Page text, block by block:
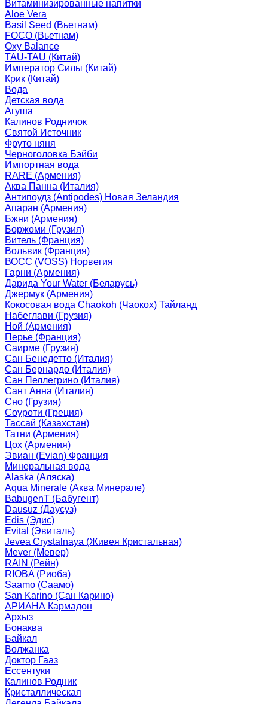
Витаминизированные напитки
Aloe Vera
Basil Seed (Вьетнам)
FOCO (Вьетнам)
Oxy Balance
TAU-TAU (Китай)
Император Силы (Китай)
Крик (Китай)
Вода
Детская вода
Агуша
Калинов Родничок
Святой Источник
Фруто няня
Черноголовка Бэйби
Импортная вода
RARE (Армения)
Аква Панна (Италия)
Антипоудз (Antipodes) Новая Зеландия
Апаран (Армения)
Бжни (Армения)
Боржоми (Грузия)
Витель (Франция)
Вольвик (Франция)
ВОСС (VOSS) Норвегия
Гарни (Армения)
Дарида Your Water (Беларусь)
Джермук (Армения)
Кокосовая вода Chaokoh (Чаокох) Тайланд
Набеглави (Грузия)
Ной (Армения)
Перье (Франция)
Саирме (Грузия)
Сан Бенедетто (Италия)
Сан Бернардо (Италия)
Сан Пеллегрино (Италия)
Сант Анна (Италия)
Сно (Грузия)
Соуроти (Греция)
Тассай (Казахстан)
Татни (Армения)
Цох (Армения)
Эвиан (Evian) Франция
Минеральная вода
Alaska (Аляска)
Aqua Minerale (Аква Минерале)
BabugenT (Бабугент)
Dausuz (Даусуз)
Edis (Эдис)
Evital (Эвиталь)
Jevea Crystalnaya (Живея Кристальная)
Mever (Мевер)
RAIN (Рейн)
RIOBA (Риоба)
Saamo (Саамо)
San Karino (Сан Карино)
АРИАНА Кармадон
Архыз
Бонаква
Байкал
Волжанка
Доктор Гааз
Ессентуки
Калинов Родник
Кристаллическая